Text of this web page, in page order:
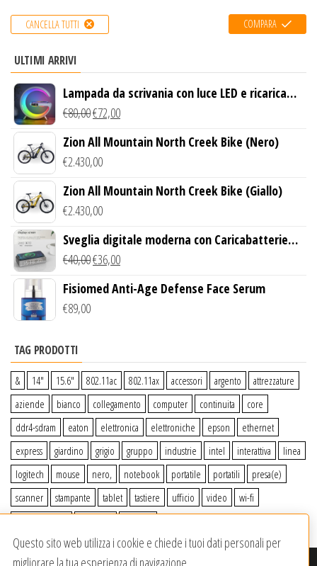
CANCELLA TUTTI COMPARA
ULTIMI ARRIVI
Lampada da scrivania con luce LED e ricarica
wireless
€80,00€72,00
Zion All Mountain North Creek Bike (Nero)
€2.430,00
Zion All Mountain North Creek Bike (Giallo)
€2.430,00
Sveglia digitale moderna con Caricabatterie
Wireless Qi
€40,00€36,00
Fisiomed Anti-Age Defense Face Serum
€89,00
TAG PRODOTTI
& 14″ 15.6″ 802.11ac 802.11ax accessori argento
attrezzature
aziende
bianco collegamento computer continuita
core
ddr4-sdram
eaton elettronica elettroniche epson
ethernet
express
giardino grigio gruppo industrie intel interattiva
linea
logitech
mouse nero, notebook portatile portatili
presa(e)
scanner
stampante tablet tastiere ufficio video
wi-fi
Questo sito web utilizza i cookie e chiede i tuoi dati personali per
migliorare la tua esperienza di navigazione.